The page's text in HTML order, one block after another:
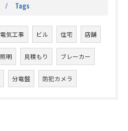
Tags
電気工事 ビル 住宅 店舗
照明 見積もり ブレーカー
分電盤 防犯カメラ